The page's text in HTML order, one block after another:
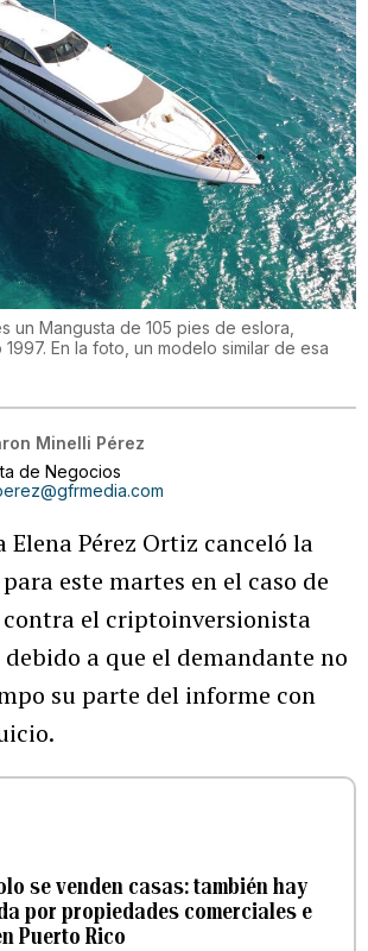
un Mangusta de 105 pies de eslora,
En la foto, un modelo similar de esa
Minelli Pérez
de Negocios
Elena Pérez Ortiz canceló la
este martes en el caso de
contra el criptoinversionista
debido a que el demandante no
su parte del informe con
se venden casas: también hay
por propiedades comerciales e
Puerto Rico